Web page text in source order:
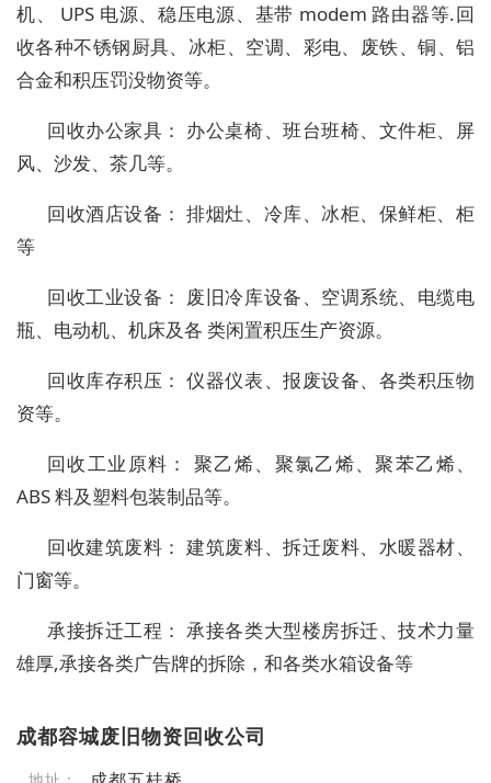
机、 UPS 电源、稳压电源、基带 modem 路由器等.回
收各种不锈钢厨具、冰柜、空调、彩电、废铁、铜、铝
合金和积压罚没物资等。
回收办公家具： 办公桌椅、班台班椅、文件柜、屏
风、沙发、茶几等。
回收酒店设备： 排烟灶、冷库、冰柜、保鲜柜、柜
等
回收工业设备： 废旧冷库设备、空调系统、电缆电
瓶、电动机、机床及各 类闲置积压生产资源。
回收库存积压： 仪器仪表、报废设备、各类积压物
资等。
回收工业原料： 聚乙烯、聚氯乙烯、聚苯乙烯、
ABS 料及塑料包装制品等。
回收建筑废料： 建筑废料、拆迁废料、水暖器材、
门窗等。
承接拆迁工程： 承接各类大型楼房拆迁、技术力量
雄厚,承接各类广告牌的拆除，和各类水箱设备等
成都容城废旧物资回收公司